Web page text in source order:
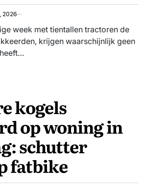
2026
week met tientallen tractoren de
krijgen waarschijnlijk geen
kogels
op woning in
schutter
fatbike